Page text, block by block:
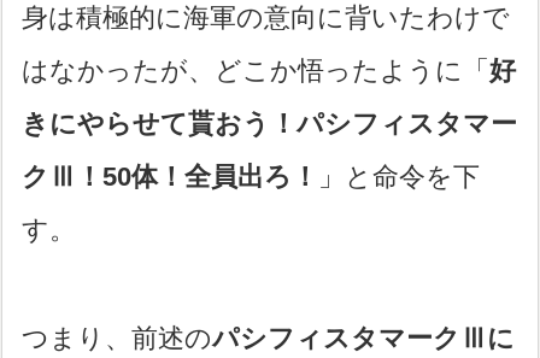
身は積極的に海軍の意向に背いたわけで
はなかったが、どこか悟ったように「好
きにやらせて貰おう！パシフィスタマー
クⅢ！50体！全員出ろ！
」と命令を下
す。
つまり、前述のパシフィスタマークⅢに